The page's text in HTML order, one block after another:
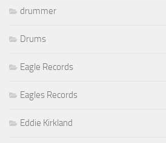
drummer
Drums
Eagle Records
Eagles Records
Eddie Kirkland